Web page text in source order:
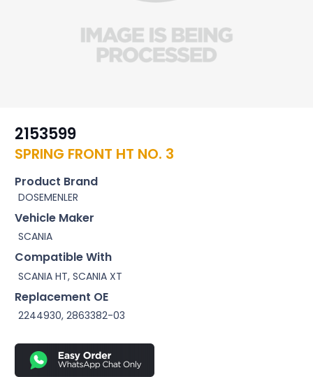
2153599
SPRING FRONT HT NO. 3
Product Brand
DOSEMENLER
Vehicle Maker
SCANIA
Compatible With
SCANIA HT, SCANIA XT
Replacement OE
2244930, 2863382-03